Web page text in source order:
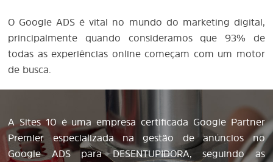
O Google ADS é vital no mundo do marketing digital,
principalmente quando consideramos que 93% de
todas as experiências online começam com um motor
de busca.
A Sites 10 é uma empresa certificada Google Partner
Premier especializada na gestão de anúncios no
Google ADS para DESENTUPIDORA, seguindo as